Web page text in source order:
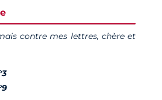
contre mes lettres, chère et